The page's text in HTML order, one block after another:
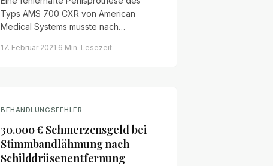
Typs AMS 700 CXR von American
Medical Systems musste nach
werden. Wir forderten für unseren
Produkthaftungsgesetz.
17. Februar 2021·6 Min. Lesezeit
BEHANDLUNGSFEHLER
30.000 € Schmerzensgeld bei
Stimmbandlähmung nach
Schilddrüsenentfernung